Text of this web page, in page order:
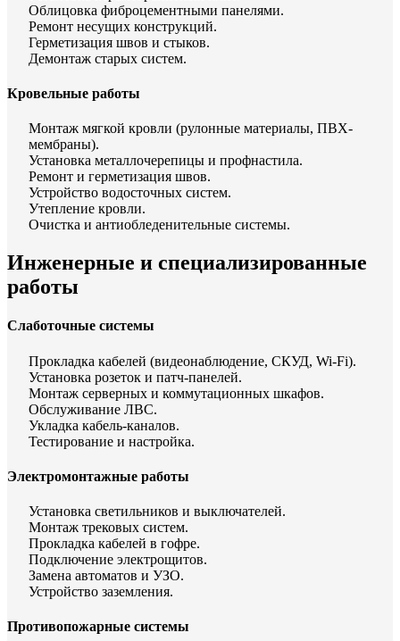
Облицовка фиброцементными панелями.
Ремонт несущих конструкций.
Герметизация швов и стыков.
Демонтаж старых систем.
Кровельные работы
Монтаж мягкой кровли (рулонные материалы, ПВХ-
мембраны).
Установка металлочерепицы и профнастила.
Ремонт и герметизация швов.
Устройство водосточных систем.
Утепление кровли.
Очистка и антиобледенительные системы.
Инженерные и специализированные
работы
Слаботочные системы
Прокладка кабелей (видеонаблюдение, СКУД, Wi-Fi).
Установка розеток и патч-панелей.
Монтаж серверных и коммутационных шкафов.
Обслуживание ЛВС.
Укладка кабель-каналов.
Тестирование и настройка.
Электромонтажные работы
Установка светильников и выключателей.
Монтаж трековых систем.
Прокладка кабелей в гофре.
Подключение электрощитов.
Замена автоматов и УЗО.
Устройство заземления.
Противопожарные системы